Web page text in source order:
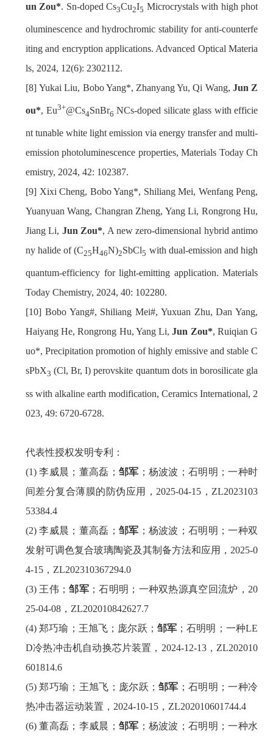
un Zou*. Sn-doped Cs3Cu2I5 Microcrystals with high phot
oluminescence and hydrochromic stability for anti-counterfe
iting and encryption applications. Advanced Optical Materia
ls, 2024, 12(6): 2302112.
Yukai Liu, Bobo Yang*, Zhanyang Yu, Qi Wang, Jun Z
ou*, Eu3+@Cs4SnBr6 NCs-doped silicate glass with efficie
nt tunable white light emission via energy transfer and multi-
emission photoluminescence properties, Materials Today Ch
emistry, 2024, 42: 102387.
Xixi Cheng, Bobo Yang*, Shiliang Mei, Wenfang Peng,
Yuanyuan Wang, Changran Zheng, Yang Li, Rongrong Hu,
Jiang Li, Jun Zou*, A new zero-dimensional hybrid antimo
ny halide of (C25H46N)2SbCl5 with dual-emission and high
quantum-efficiency for light-emitting application. Materials
Today Chemistry, 2024, 40: 102280.
Bobo Yang#, Shiliang Mei#, Yuxuan Zhu, Dan Yang,
Haiyang He, Rongrong Hu, Yang Li,Jun Zou*, Ruiqian G
uo*, Precipitation promotion of highly emissive and stable C
sPbX3 (Cl, Br, I) perovskite quantum dots in borosilicate gla
ss with alkaline earth modification, Ceramics International, 2
023, 49: 6720-6728.
代表性授权发明专利：
(1) 李威晨；董高磊； 邹军 ；杨波波；石明明；一种时
间差分复合薄膜的防伪应用，2025-04-15，ZL2023103
53384.4
(2) 李威晨；董高磊； 邹军 ；杨波波；石明明；一种双
发射可调色复合玻璃陶瓷及其制备方法和应用，2025-0
4-15，ZL202310367294.0
(3) 王伟； 邹军；石明明；一种双热源真空回流炉，20
25-04-08，ZL202010842627.7
(4) 郑巧瑜；王旭飞；庞尔跃； 邹军 ；石明明；一种LE
D冷热冲击机自动换芯片装置，2024-12-13，ZL202010
601814.6
(5) 郑巧瑜；王旭飞；庞尔跃； 邹军 ；石明明；一种冷
热冲击器运动装置，2024-10-15，ZL202010601744.4
(6) 董高磊；李威晨； 邹军 ；杨波波；石明明；一种水